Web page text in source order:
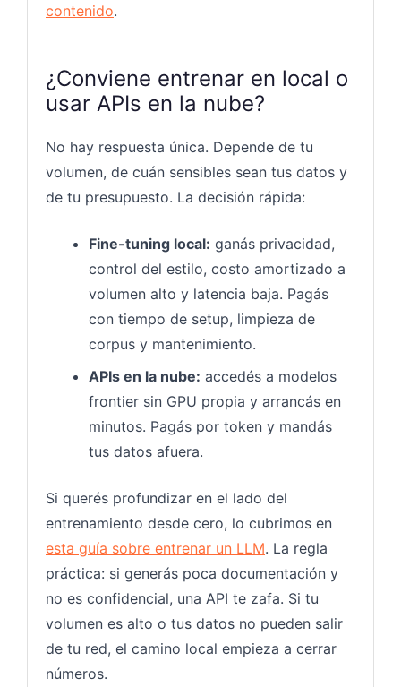
contenido.
¿Conviene entrenar en local o
usar APIs en la nube?
No hay respuesta única. Depende de tu
volumen, de cuán sensibles sean tus datos y
de tu presupuesto. La decisión rápida:
Fine-tuning local: ganás privacidad,
control del estilo, costo amortizado a
volumen alto y latencia baja. Pagás
con tiempo de setup, limpieza de
corpus y mantenimiento.
APIs en la nube: accedés a modelos
frontier sin GPU propia y arrancás en
minutos. Pagás por token y mandás
tus datos afuera.
Si querés profundizar en el lado del
entrenamiento desde cero, lo cubrimos en
esta guía sobre entrenar un LLM. La regla
práctica: si generás poca documentación y
no es confidencial, una API te zafa. Si tu
volumen es alto o tus datos no pueden salir
de tu red, el camino local empieza a cerrar
números.